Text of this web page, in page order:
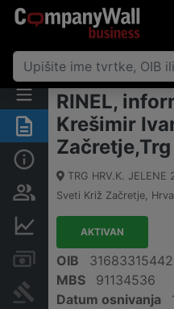
Sažetak
Osnovne informacije
Osobe i vlasništvo
Financijski podaci
Računi i blokade
Sudske objave
RINEL,
Krešimir
TRG HRV.K. JELENE
Sveti Križ Začretje,
AKTIVAN
OIB
31683315442
MBS
91134536
Datum osnivanja